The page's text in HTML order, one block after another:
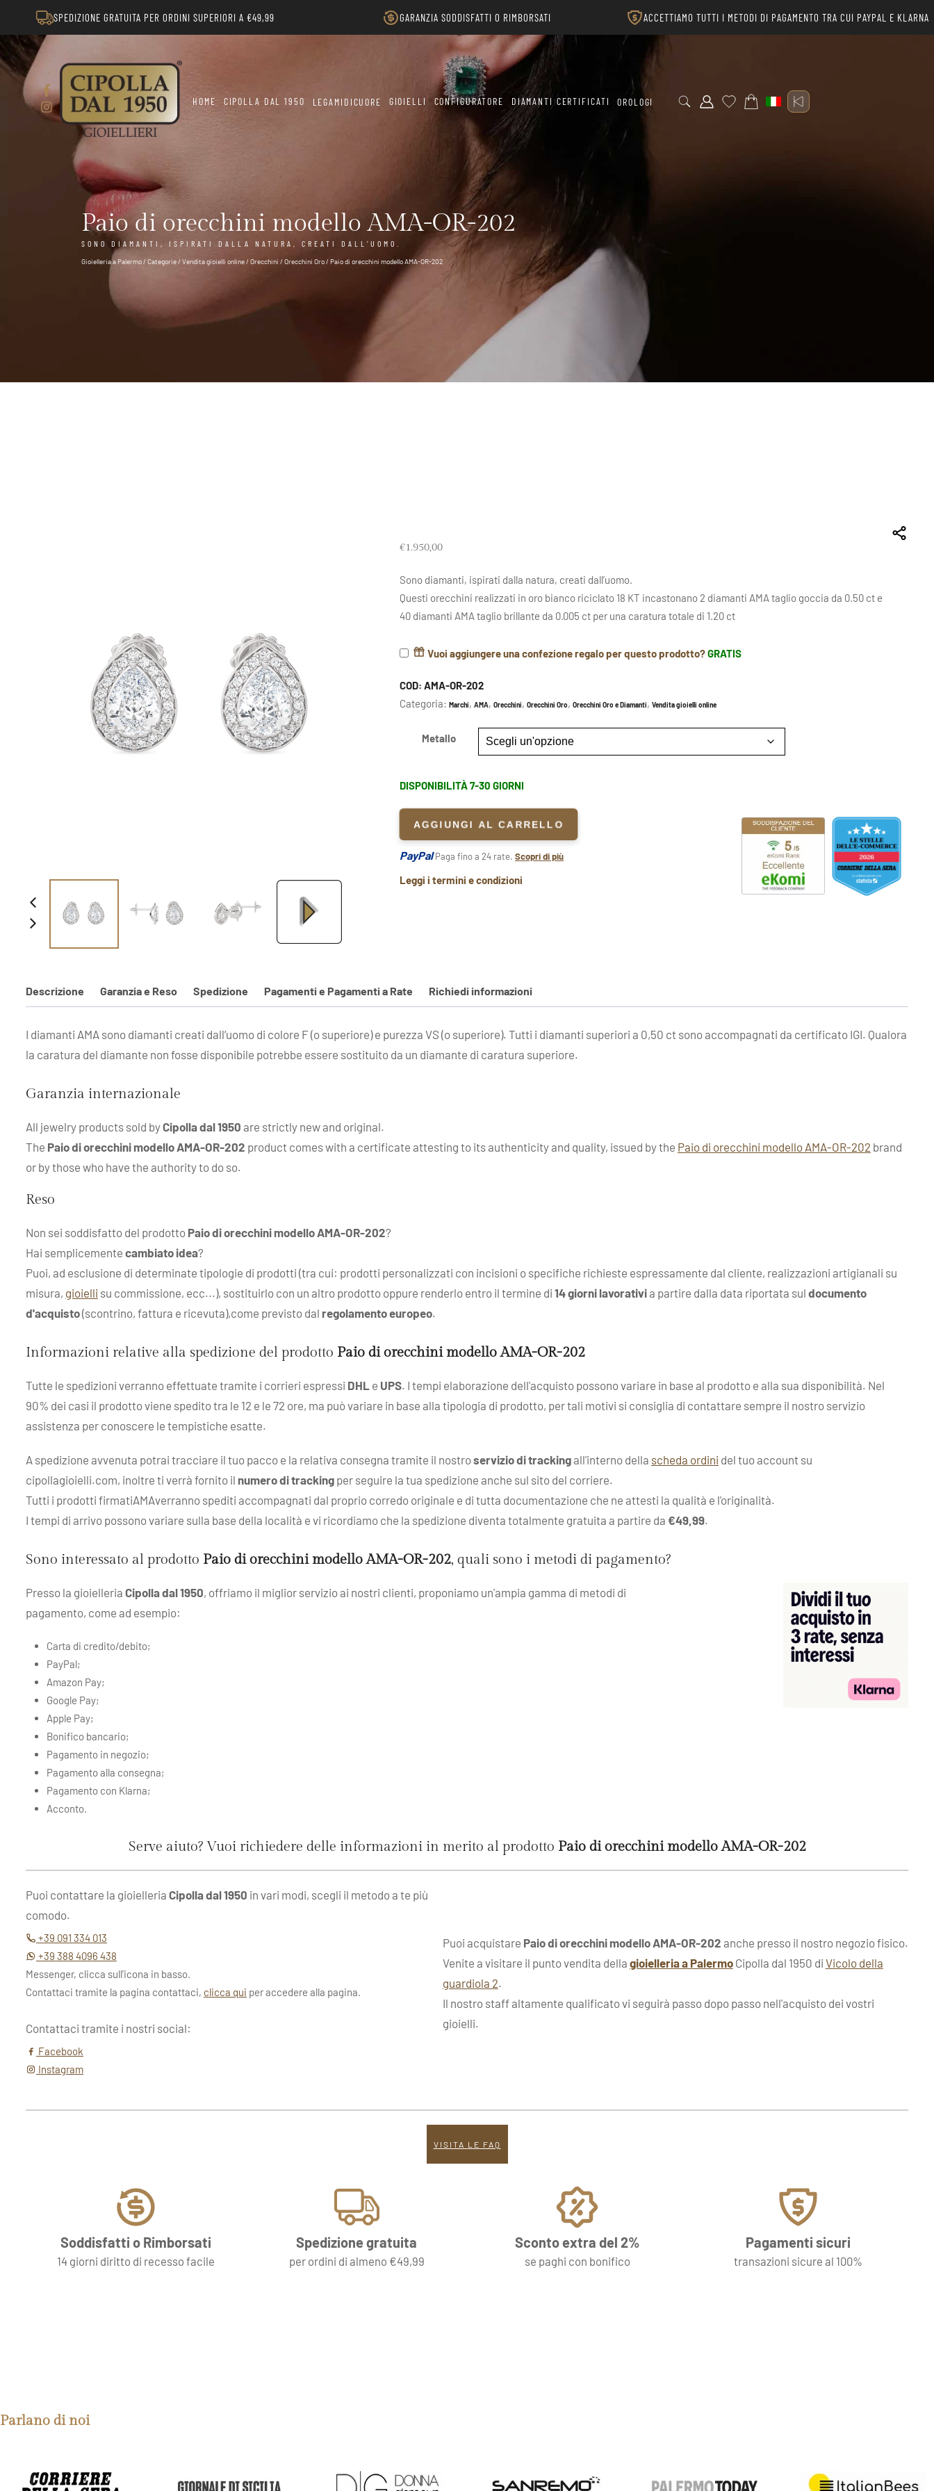
SPEDIZIONE GRATUITA PER ORDINI SUPERIORI A €49,99 GARANZIA SODDISFATTI O RIMBORSATI ACCETTIAMO TUTTI I METODI DI PAGAMENTO TRA CUI PAYPAL E KLARNA
HOME CIPOLLA DAL 1950 LEGAMIDICUORE GIOIELLI CONFIGURATORE DIAMANTI CERTIFICATI OROLOGI
Paio di orecchini modello AMA-OR-202
SONO DIAMANTI, ISPIRATI DALLA NATURA, CREATI DALL’UOMO.
Gioielleria a Palermo/ Categorie/ Vendita gioielli online/Orecchini /Orecchini Oro/ Paio di orecchini modello AMA-OR-202
€1.950,00
Sono diamanti, ispirati dalla natura, creati dall’uomo.
Questi orecchini realizzati in oro bianco riciclato 18 KT incastonano 2 diamanti AMA taglio goccia da 0.50 ct e
40 diamanti AMA taglio brillante da 0.005 ct per una caratura totale di 1.20 ct
Vuoi aggiungere una confezione regalo per questo prodotto?GRATIS
COD: AMA-OR-202
Categoria: Marchi, AMA, Orecchini, Orecchini Oro, Orecchini Oro e Diamanti, Vendita gioielli online
Metallo
DISPONIBILITÀ 7-30 GIORNI
AGGIUNGI AL CARRELLO
PayPal Paga fino a 24 rate. Scopri di più
Leggi i termini e condizioni
Descrizione Garanzia e Reso Spedizione Pagamenti e Pagamenti a Rate Richiedi informazioni
I diamanti AMA sono diamanti creati dall’uomo di colore F (o superiore) e purezza VS (o superiore). Tutti i diamanti superiori a 0,50 ct sono accompagnati da certificato IGI. Qualora
la caratura del diamante non fosse disponibile potrebbe essere sostituito da un diamante di caratura superiore.
Garanzia internazionale
All jewelry products sold byCipolla dal 1950 are strictly new and original.
The Paio di orecchini modello AMA-OR-202 product comes with a certificate attesting to its authenticity and quality, issued by the Paio di orecchini modello AMA-OR-202 brand
or by those who have the authority to do so.
Reso
Non sei soddisfatto del prodotto Paio di orecchini modello AMA-OR-202?
Hai semplicemente cambiato idea?
Puoi, ad esclusione di determinate tipologie di prodotti (tra cui: prodotti personalizzati con incisioni o specifiche richieste espressamente dal cliente, realizzazioni artigianali su
misura, gioielli su commissione, ecc...), sostituirlo con un altro prodotto oppure renderlo entro il termine di 14 giorni lavorativia partire dalla data riportata sul documento
d'acquisto(scontrino, fattura e ricevuta),come previsto dal regolamento europeo.
Informazioni relative alla spedizione del prodotto Paio di orecchini modello AMA-OR-202
Tutte le spedizioni verranno effettuate tramite i corrieri espressi DHL e UPS. I tempi elaborazione dell'acquisto possono variare in base al prodotto e alla sua disponibilità. Nel
90% dei casi il prodotto viene spedito tra le 12 e le 72 ore, ma può variare in base alla tipologia di prodotto, per tali motivi si consiglia di contattare sempre il nostro servizio
assistenza per conoscere le tempistiche esatte.
A spedizione avvenuta potrai tracciare il tuo pacco e la relativa consegna tramite il nostroservizio di trackingall'interno della scheda ordini del tuo account su
cipollagioielli.com, inoltre ti verrà fornito il numero di tracking per seguire la tua spedizione anche sul sito del corriere.
Tutti i prodotti firmatiAMAverranno spediti accompagnati dal proprio corredo originale e di tutta documentazione che ne attesti la qualità e l'originalità.
I tempi di arrivo possono variare sulla base della località e vi ricordiamo che la spedizione diventa totalmente gratuita a partire da €49,99.
Sono interessato al prodotto Paio di orecchini modello AMA-OR-202, quali sono i metodi di pagamento?
Presso la gioielleria Cipolla dal 1950, offriamo il miglior servizio ai nostri clienti, proponiamo un'ampia gamma di metodi di
pagamento, come ad esempio:
Carta di credito/debito;
PayPal;
Amazon Pay;
Google Pay;
Apple Pay;
Bonifico bancario;
Pagamento in negozio;
Pagamento alla consegna;
Pagamento con Klarna;
Acconto.
Serve aiuto? Vuoi richiedere delle informazioni in merito al prodotto Paio di orecchini modello AMA-OR-202
Puoi contattare la gioielleria Cipolla dal 1950 in vari modi, scegli il metodo a te più
comodo.
+39 091 334 013
+39 388 4096 438
Messenger, clicca sull'icona in basso.
Contattaci tramite la pagina contattaci, clicca qui per accedere alla pagina.
Contattaci tramite i nostri social:
Facebook
Instagram
Puoi acquistare Paio di orecchini modello AMA-OR-202 anche presso il nostro negozio fisico.
Venite a visitare il punto vendita della gioielleria a PalermoCipolla dal 1950 di Vicolo della
guardiola 2.
Il nostro staff altamente qualificato vi seguirà passo dopo passo nell'acquisto dei vostri
gioielli.
VISITA LE FAQ
Soddisfatti o Rimborsati
14 giorni diritto di recesso facile
Spedizione gratuita
per ordini di almeno €49,99
Sconto extra del 2%
se paghi con bonifico
Pagamenti sicuri
transazioni sicure al 100%
Parlano di noi